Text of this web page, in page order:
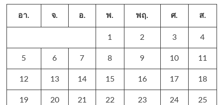
อา. จ. อ. พ. พฤ. ศ. ส.
1 2 3 4
5 6 7 8 9 10 11
12 13 14 15 16 17 18
19 20 21 22 23 24 25